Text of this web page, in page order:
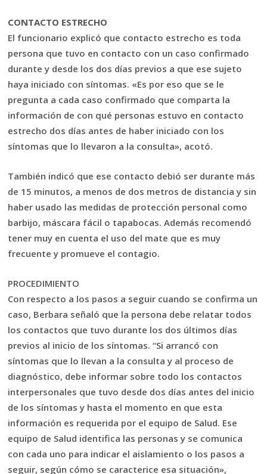
CONTACTO ESTRECHO
El funcionario explicó que contacto estrecho es toda
persona que tuvo en contacto con un caso confirmado
durante y desde los dos días previos a que ese sujeto
haya iniciado con síntomas. «Es por eso que se le
pregunta a cada caso confirmado que comparta la
información de con qué personas estuvo en contacto
estrecho dos días antes de haber iniciado con los
síntomas que lo llevaron a la consulta», acotó.
También indicó que ese contacto debió ser durante más
de 15 minutos, a menos de dos metros de distancia y sin
haber usado las medidas de protección personal como
barbijo, máscara fácil o tapabocas. Además recomendó
tener muy en cuenta el uso del mate que es muy
frecuente y promueve el contagio.
PROCEDIMIENTO
Con respecto a los pasos a seguir cuando se confirma un
caso, Berbara señaló que la persona debe relatar todos
los contactos que tuvo durante los dos últimos días
previos al inicio de los síntomas. “Si arrancó con
síntomas que lo llevan a la consulta y al proceso de
diagnóstico, debe informar sobre todo los contactos
interpersonales que tuvo desde dos días antes del inicio
de los síntomas y hasta el momento en que esta
información es requerida por el equipo de Salud. Ese
equipo de Salud identifica las personas y se comunica
con cada uno para indicar el aislamiento o los pasos a
seguir, según cómo se caracterice esa situación»,